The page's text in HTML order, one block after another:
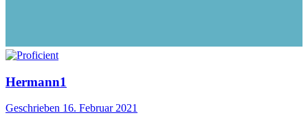
Hermann1
Geschrieben 16. Februar 2021